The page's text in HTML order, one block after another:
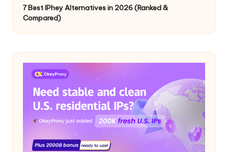
7 Best IPhey Alternatives in 2026 (Ranked &
Compared)